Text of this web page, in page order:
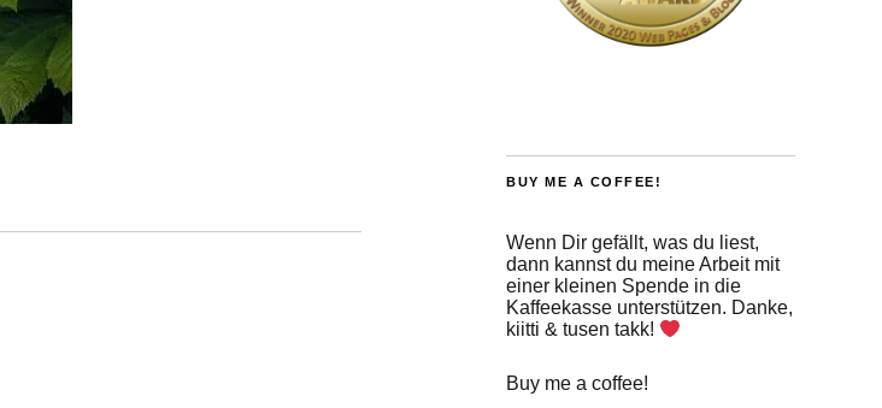
BUY ME A COFFEE!
Wenn Dir gefällt, was du liest,
dann kannst du meine Arbeit mit
einer kleinen Spende in die
Kaffeekasse unterstützen. Danke,
kiitti & tusen takk!
Buy me a coffee!